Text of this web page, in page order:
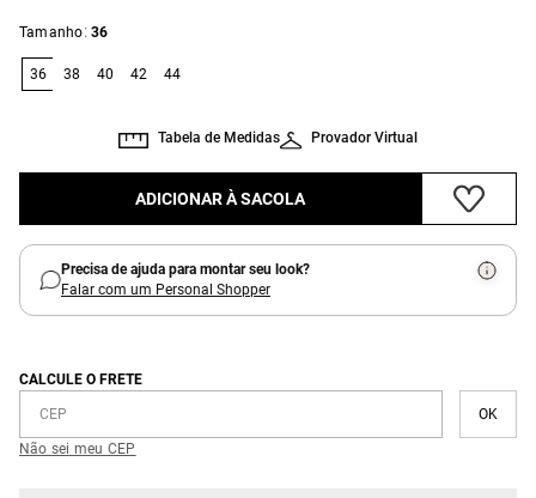
Tamanho: 36
36 38 40 42 44
Provador Virtual
Tabela de Medidas
ADICIONAR À SACOLA
Precisa de ajuda para montar seu look?
Falar com um Personal Shopper
CALCULE O FRETE
Não sei meu CEP